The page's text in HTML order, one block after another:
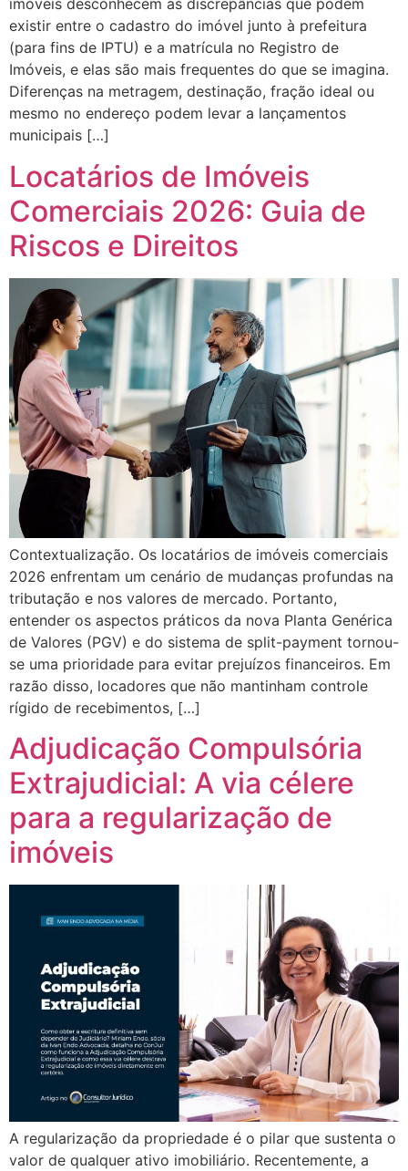
imóveis desconhecem as discrepâncias que podem
existir entre o cadastro do imóvel junto à prefeitura
(para fins de IPTU) e a matrícula no Registro de
Imóveis, e elas são mais frequentes do que se imagina.
Diferenças na metragem, destinação, fração ideal ou
mesmo no endereço podem levar a lançamentos
municipais […]
Locatários de Imóveis
Comerciais 2026: Guia de
Riscos e Direitos
Contextualização. Os locatários de imóveis comerciais
2026 enfrentam um cenário de mudanças profundas na
tributação e nos valores de mercado. Portanto,
entender os aspectos práticos da nova Planta Genérica
de Valores (PGV) e do sistema de split-payment tornou-
se uma prioridade para evitar prejuízos financeiros. Em
razão disso, locadores que não mantinham controle
rígido de recebimentos, […]
Adjudicação Compulsória
Extrajudicial: A via célere
para a regularização de
imóveis
A regularização da propriedade é o pilar que sustenta o
valor de qualquer ativo imobiliário. Recentemente, a